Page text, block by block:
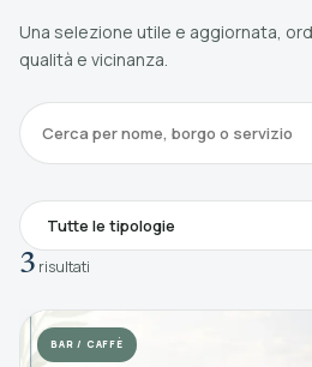
Una selezione utile e aggiornata,
qualità e vicinanza.
3 risultati
BAR / CAFFÈ